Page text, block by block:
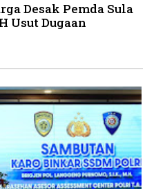
Desak Pemda Sula
Usut Dugaan